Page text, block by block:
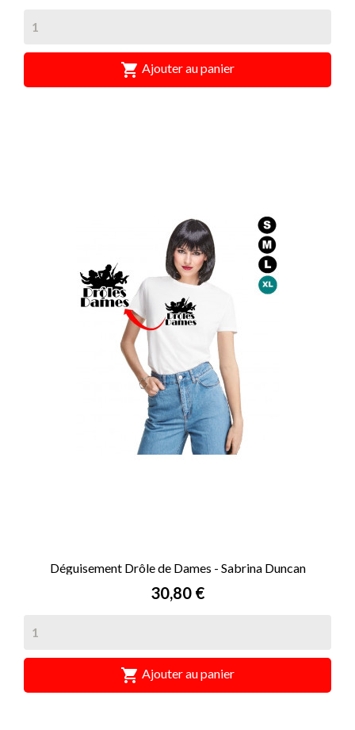
 Ajouter au panier
Déguisement Drôle de Dames - Sabrina Duncan
Prix
30,80 €
 Ajouter au panier